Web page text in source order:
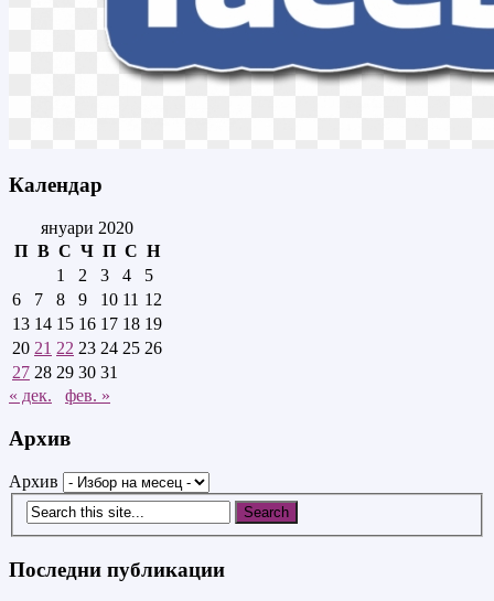
Календар
януари 2020
П В С Ч П С Н
1
2 3 4
5
6
7 8 9 10 11 12
13 14 15 16 17 18 19
20 21 22 23 24 25 26
27 28 29 30 31
« дек.
фев. »
Архив
Архив
Последни публикации